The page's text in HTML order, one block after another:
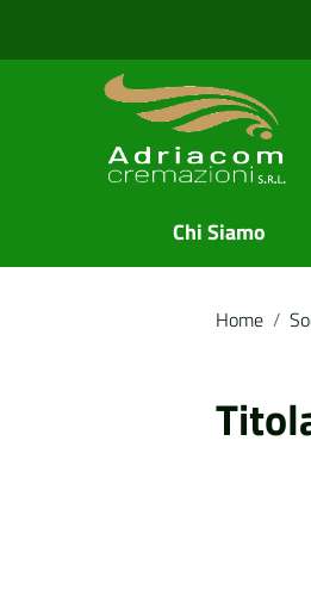
Vai al footer
Chi Siamo
Home /